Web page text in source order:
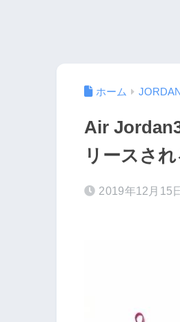
ホーム JORDAN
Air
リースされ
2019年12月15日